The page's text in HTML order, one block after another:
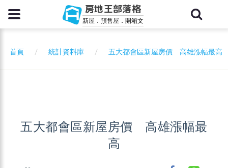
房地王部落格
新屋．預售屋．開箱文
首頁 統計資料庫 五大都會區新屋房價 高雄漲幅最高
五大都會區新屋房價 高雄漲幅最
高